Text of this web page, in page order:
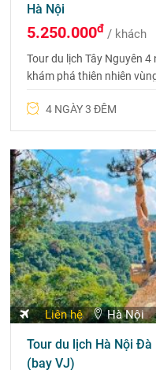
Hà Nội
5.250.000đ / khách
Tour du lịch Tây Nguyên
khám phá thiên nhiên
tour 0975 699 988
4 NGÀY 3 ĐÊM
Liên hệ Hà
Tour du lịch Hà Nội
(bay VJ)